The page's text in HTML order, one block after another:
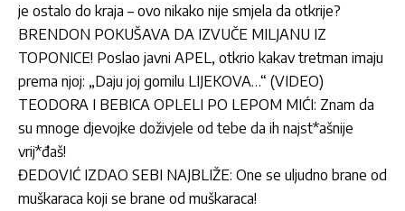
je ostalo do kraja – ovo nikako nije smjela da otkrije?
BRENDON POKUŠAVA DA IZVUČE MILJANU IZ
TOPONICE! Poslao javni APEL, otkrio kakav tretman imaju
prema njoj: „Daju joj gomilu LIJEKOVA…“ (VIDEO)
TEODORA I BEBICA OPLELI PO LEPOM MIĆI: Znam da
su mnoge djevojke doživjele od tebe da ih najst*ašnije
vrij*đaš!
ĐEDOVIĆ IZDAO SEBI NAJBLIŽE: One se uljudno brane od
muškaraca koji se brane od muškaraca!